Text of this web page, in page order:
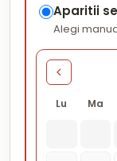
Aparitii
Alegi
Lu Ma